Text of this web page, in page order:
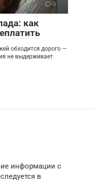
0
как
обходится дорого —
не выдерживает
информации с
в